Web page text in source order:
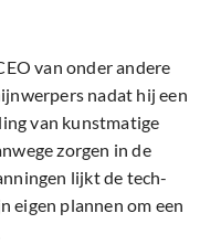
van onder andere
nadat hij een
van kunstmatige
zorgen in de
lijkt de tech-
eigen plannen om een